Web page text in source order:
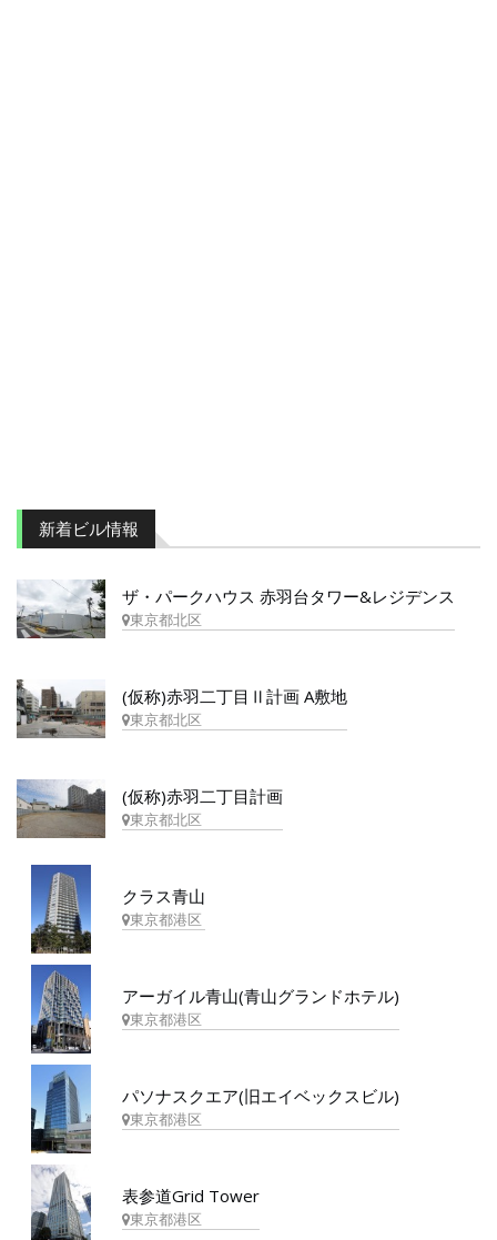
新着ビル情報
ザ・パークハウス 赤羽台タワー&レジデンス
東京都北区
(仮称)赤羽二丁目Ⅱ計画 A敷地
東京都北区
(仮称)赤羽二丁目計画
東京都北区
クラス青山
東京都港区
アーガイル青山(青山グランドホテル)
東京都港区
パソナスクエア(旧エイベックスビル)
東京都港区
表参道Grid Tower
東京都港区